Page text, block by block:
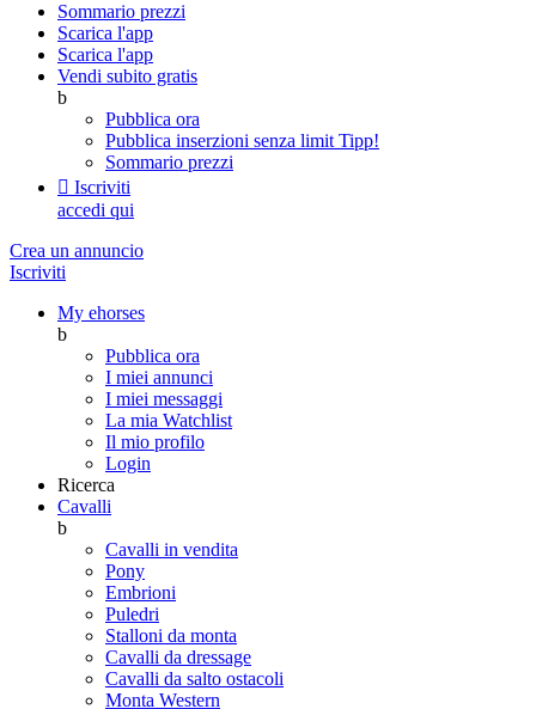
Sommario prezzi
Scarica l'app
Scarica l'app
Vendi subito gratis
b
Pubblica ora
Pubblica inserzioni senza limit Tipp!
Sommario prezzi
 Iscriviti
accedi qui
Crea un annuncio
Iscriviti
My ehorses
b
Pubblica ora
I miei annunci
I miei messaggi
La mia Watchlist
Il mio profilo
Login
Ricerca
Cavalli
b
Cavalli in vendita
Pony
Embrioni
Puledri
Stalloni da monta
Cavalli da dressage
Cavalli da salto ostacoli
Monta Western